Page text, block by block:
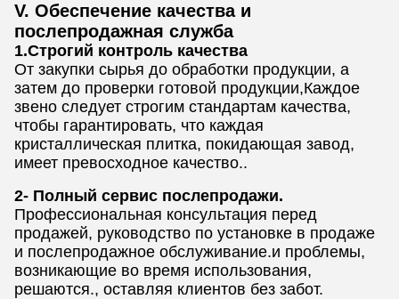
V. Обеспечение качества и
послепродажная служба
1.Строгий контроль качества
От закупки сырья до обработки продукции, а
затем до проверки готовой продукции,Каждое
звено следует строгим стандартам качества,
чтобы гарантировать, что каждая
кристаллическая плитка, покидающая завод,
имеет превосходное качество..
2- Полный сервис послепродажи.
Профессиональная консультация перед
продажей, руководство по установке в продаже
и послепродажное обслуживание.и проблемы,
возникающие во время использования,
решаются., оставляя клиентов без забот.